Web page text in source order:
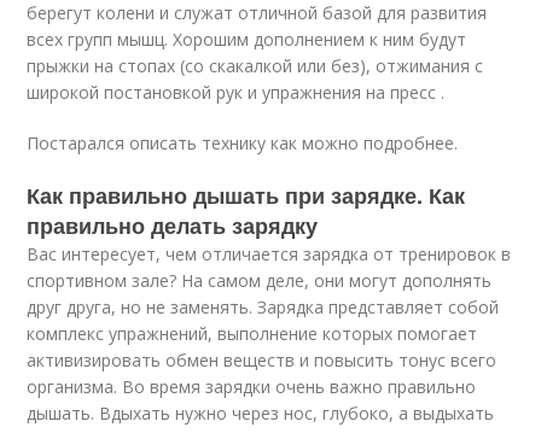
берегут колени и служат отличной базой для развития
всех групп мышц. Хорошим дополнением к ним будут
прыжки на стопах (со скакалкой или без), отжимания с
широкой постановкой рук и упражнения на пресс .
Постарался описать технику как можно подробнее.
Как правильно дышать при зарядке. Как
правильно делать зарядку
Вас интересует, чем отличается зарядка от тренировок в
спортивном зале? На самом деле, они могут дополнять
друг друга, но не заменять. Зарядка представляет собой
комплекс упражнений, выполнение которых помогает
активизировать обмен веществ и повысить тонус всего
организма. Во время зарядки очень важно правильно
дышать. Вдыхать нужно через нос, глубоко, а выдыхать